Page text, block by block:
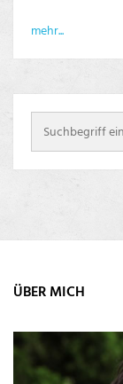
mehr...
ÜBER MICH